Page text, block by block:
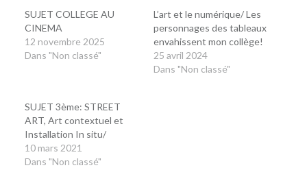
SUJET COLLEGE AU
CINEMA
12 novembre 2025
Dans "Non classé"
L’art et le numérique/ Les
personnages des tableaux
envahissent mon collège!
25 avril 2024
Dans "Non classé"
SUJET 3ème: STREET
ART, Art contextuel et
Installation In situ/
10 mars 2021
Dans "Non classé"